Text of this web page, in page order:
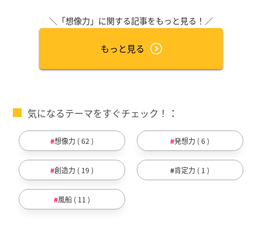
＼「想像力」に関する記事をもっと見る！／
もっと見る
気になるテーマをすぐチェック！
想像力 ( 62 ) 発想力 ( 6 )
創造力 ( 19 ) 肯定力 ( 1 )
風船 ( 11 )